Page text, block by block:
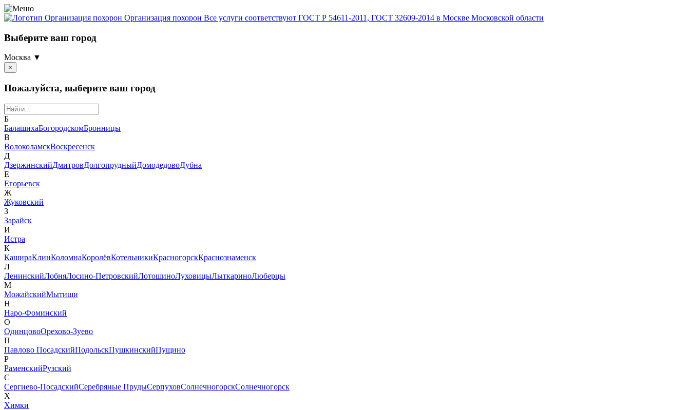
Организация похорон Организация похорон Все услуги соответствуют ГОСТ Р 54611-2011, ГОСТ 32609-2014 в Москве Московской области
Выберите ваш город
Москва ▼
×
Пожалуйста, выберите ваш город
Б
БалашихаБогородскомБронницы
В
ВолоколамскВоскресенск
Д
ДзержинскийДмитровДолгопрудныйДомодедовоДубна
Е
Егорьевск
Ж
Жуковский
З
Зарайск
И
Истра
К
КашираКлинКоломнаКоролёвКотельникиКрасногорскКраснознаменск
Л
ЛенинскийЛобняЛосино-ПетровскийЛотошиноЛуховицыЛыткариноЛюберцы
М
МожайскийМытищи
Н
Наро-Фоминский
О
ОдинцовоОрехово-Зуево
П
Павлово ПосадскийПодольскПушкинскийПущино
Р
РаменскийРузский
С
Сергиево-ПосадскийСеребряные ПрудыСерпуховСолнечногорскСолнечногорск
Х
Химки